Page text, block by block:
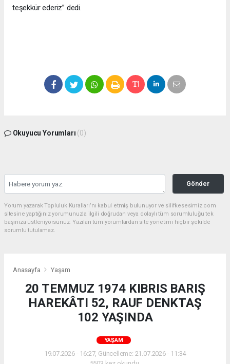
teşekkür ederiz” dedi.
Okuyucu Yorumları (0)
Gönder
Yorum yazarak Topluluk Kuralları’nı kabul etmiş bulunuyor ve silifkesesimiz.com
sitesine yaptığınız yorumunuzla ilgili doğrudan veya dolaylı tüm sorumluluğu tek
başınıza üstleniyorsunuz. Yazılan tüm yorumlardan site yönetimi hiçbir şekilde
sorumlu tutulamaz.
Anasayfa Yaşam
20 TEMMUZ 1974 KIBRIS BARIŞ
HAREKÂTI 52, RAUF DENKTAŞ
102 YAŞINDA
YAŞAM
19.07.2026 - 16:27, Güncelleme: 21.07.2026 - 11:34